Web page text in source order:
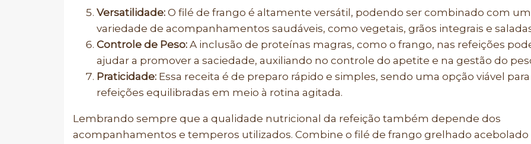
Versatilidade: O filé de frango é altamente versátil, podendo ser combinado com
variedade de acompanhamentos saudáveis, como vegetais, grãos integrais e
Controle de Peso: A inclusão de proteínas magras, como o frango, nas refeições
ajudar a promover a saciedade, auxiliando no controle do apetite e na gestão do
Praticidade: Essa receita é de preparo rápido e simples, sendo uma opção viável para
refeições equilibradas em meio à rotina agitada.
Lembrando sempre que a qualidade nutricional da refeição também depende dos
acompanhamentos e temperos utilizados. Combine o filé de frango grelhado acebolado